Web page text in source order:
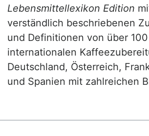
Lebensmittellexikon Edition
verständlich beschriebenen
und Definitionen von über 100
internationalen
Deutschland, Österreich,
und Spanien mit zahlreichen